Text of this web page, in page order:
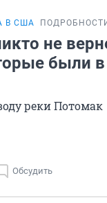
В США
не
были
реки Потомак
Обсудить